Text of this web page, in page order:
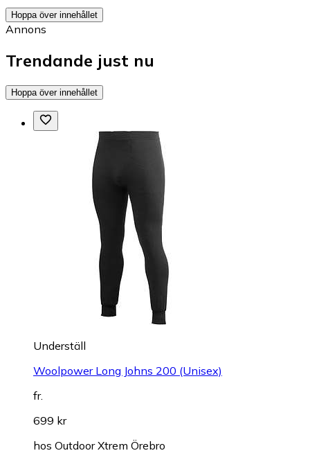
Hoppa över innehållet
Annons
Trendande just nu
Hoppa över innehållet
Underställ
Woolpower Long Johns 200 (Unisex)
fr.
699 kr
hos Outdoor Xtrem Örebro